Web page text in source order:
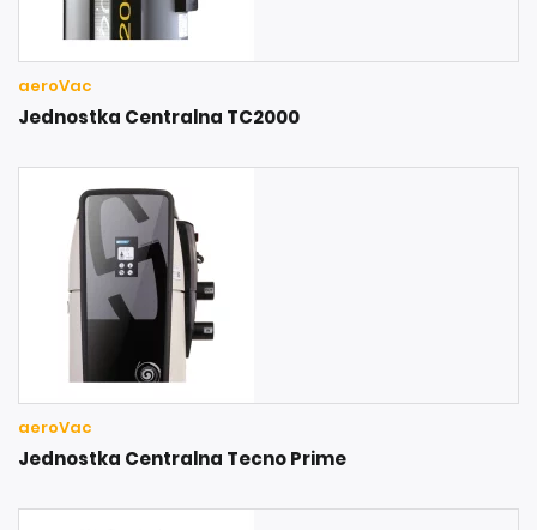
aeroVac
Jednostka Centralna TC2000
aeroVac
Jednostka Centralna Tecno Prime